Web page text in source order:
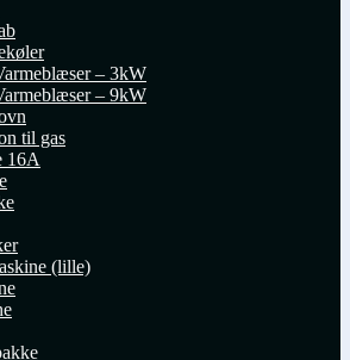
– 3kW
– 9kW
til gas
16A
(lille)